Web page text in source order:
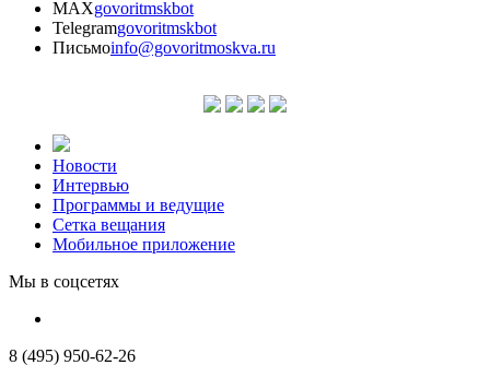
MAXgovoritmskbot
Telegramgovoritmskbot
Письмоinfo@govoritmoskva.ru
Новости
Интервью
Программы и ведущие
Сетка вещания
Мобильное приложение
Мы в соцсетях
8 (495) 950-62-26